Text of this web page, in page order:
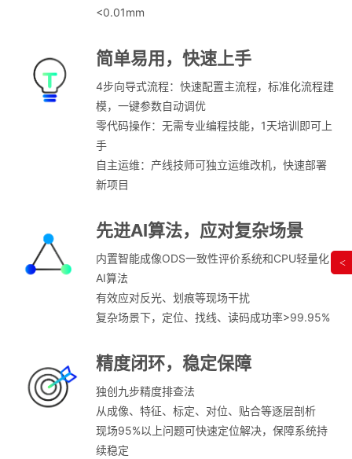
<0.01mm
简单易用，快速上手
4步向导式流程：快速配置主流程，标准化流程建
模，一键参数自动调优
零代码操作：无需专业编程技能，1天培训即可上
手
自主运维：产线技师可独立运维改机，快速部署
新项目
先进AI算法，应对复杂场景
内置智能成像ODS一致性评价系统和CPU轻量化
AI算法
有效应对反光、划痕等现场干扰
复杂场景下，定位、找线、读码成功率>99.95%
精度闭环，稳定保障
独创九步精度排查法
从成像、特征、标定、对位、贴合等逐层剖析
现场95%以上问题可快速定位解决，保障系统持
续稳定
<